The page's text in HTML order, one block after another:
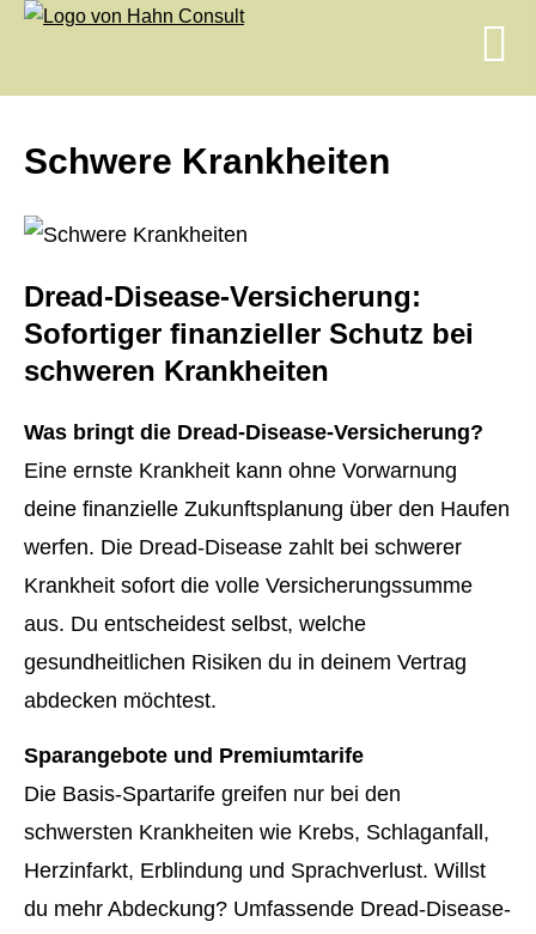
Schwe­re Krank­hei­ten
Dread-Disease-Versicherung:
Sofortiger finanzieller Schutz bei
schweren Krank­hei­ten
Was bringt die Dread-Disease-Versicherung?
Eine ernste Krankheit kann ohne Vorwarnung
deine finanzielle Zukunftsplanung über den Haufen
werfen. Die Dread-Disease zahlt bei schwerer
Krankheit sofort die volle Versicherungssumme
aus. Du entscheidest selbst, welche
gesundheitlichen Risiken du in deinem Vertrag
abdecken möchtest.
Sparangebote und Premiumtarife
Die Basis-Spartarife greifen nur bei den
schwersten Krank­hei­ten wie Krebs, Schlaganfall,
Herzinfarkt, Erblindung und Sprachverlust. Willst
du mehr Abdeckung? Umfassende Dread-Disease-